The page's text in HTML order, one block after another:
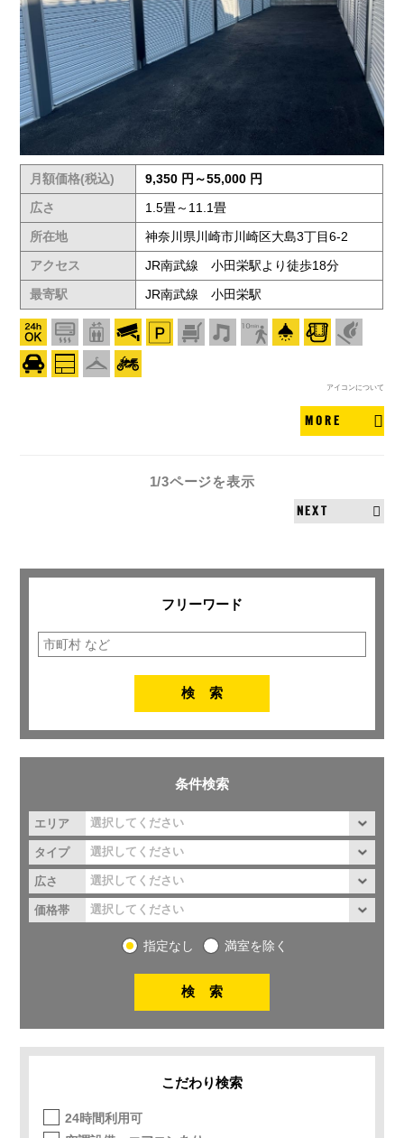
月額価格(税込)
9,350 円～55,000 円
広さ
1.5畳～11.1畳
所在地
神奈川県川崎市川崎区大島3丁目6-2
アクセス
JR南武線 小田栄駅より徒歩18分
最寄駅
JR南武線 小田栄駅
アイコンについて
MORE
1/3ページを表示
NEXT
フリーワード
条件検索
エリア
タイプ
広さ
価格帯
指定なし 満室を除く
こだわり検索
24時間利用可